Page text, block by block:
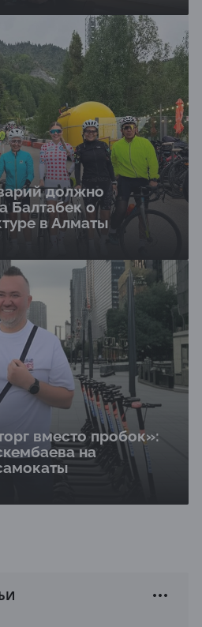
должно
Балтабек о
в Алматы
вместо пробок»:
на